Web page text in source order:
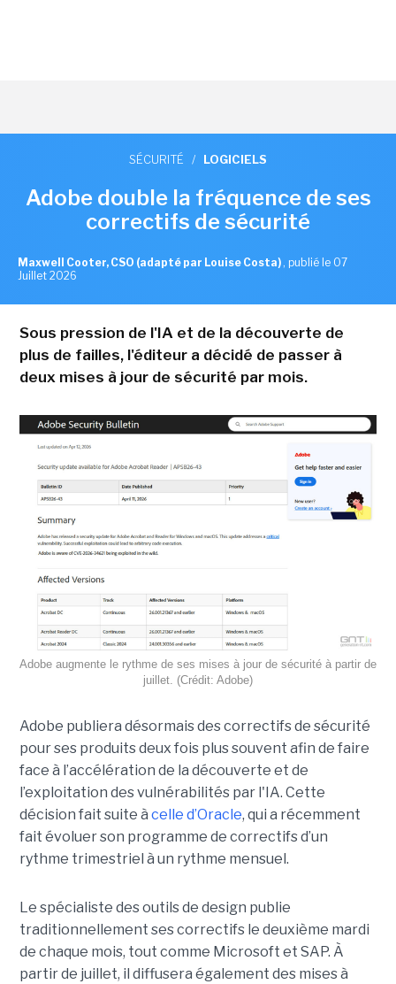
SÉCURITÉ / LOGICIELS
Adobe double la fréquence de ses
correctifs de sécurité
Maxwell Cooter, CSO (adapté par Louise Costa) , publié le 07
Juillet 2026
Sous pression de l'IA et de la découverte de
plus de failles, l'éditeur a décidé de passer à
deux mises à jour de sécurité par mois.
Adobe augmente le rythme de ses mises à jour de sécurité à partir de
juillet. (Crédit: Adobe)
Adobe publiera désormais des correctifs de sécurité
pour ses produits deux fois plus souvent afin de faire
face à l’accélération de la découverte et de
l’exploitation des vulnérabilités par l'IA. Cette
décision fait suite à celle d’Oracle, qui a récemment
fait évoluer son programme de correctifs d’un
rythme trimestriel à un rythme mensuel.
Le spécialiste des outils de design publie
traditionnellement ses correctifs le deuxième mardi
de chaque mois, tout comme Microsoft et SAP. À
partir de juillet, il diffusera également des mises à